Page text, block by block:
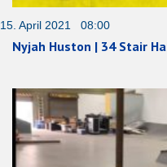
15. April 2021 08:00
Nyjah Huston | 34 Stair